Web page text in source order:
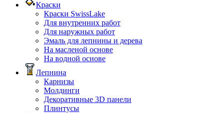
Краски
Краски SwissLake
Для внутренних работ
Для наружных работ
Эмаль для лепнины и дерева
На масленой основе
На водной основе
Лепнина
Карнизы
Молдинги
Декоративные 3D панели
Плинтусы